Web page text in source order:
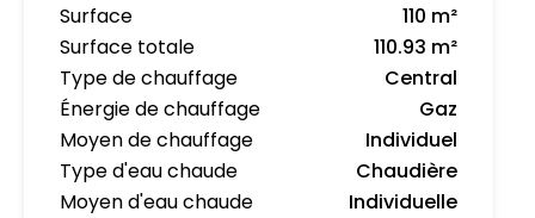
Surface
110 m²
Surface totale
110.93 m²
Type de chauffage
Central
Énergie de chauffage
Gaz
Moyen de chauffage
Individuel
Type d'eau chaude
Chaudière
Moyen d'eau chaude
Individuelle